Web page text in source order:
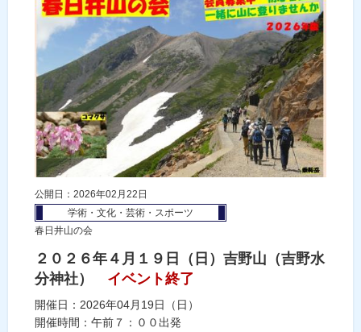
公開日：2026年02月22日
学術・文化・芸術・スポーツ
春日井山の会
２０２６年４月１９日（日）吉野山（吉野水
分神社）
イベント終了
開催日：2026年04月19日（日）
開催時間：午前７：００出発